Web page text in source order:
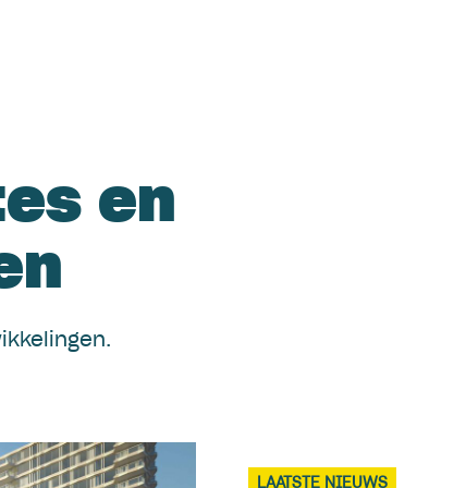
en
LAATSTE NIEUWS